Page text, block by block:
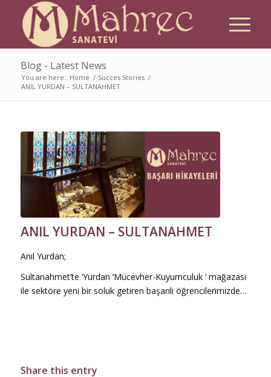
Blog - Latest News
You are here: Home / Succes Stories /
ANIL YURDAN – SULTANAHMET
ANIL YURDAN – SULTANAHMET
Anıl Yurdan;
Sultanahmet’te ‘Yurdan ‘Mücevher-Kuyumculuk ‘ mağazası
ile sektöre yeni bir soluk getiren başarılı öğrencilerimizde…
Share this entry